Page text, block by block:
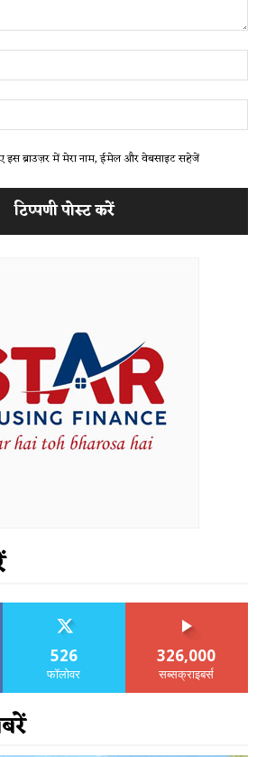
इस ब्राउज़र में मेरा नाम, ईमेल और वेबसाइट सहेजें
526
फॉलोवर
326,000
सब्सक्राइबर्स